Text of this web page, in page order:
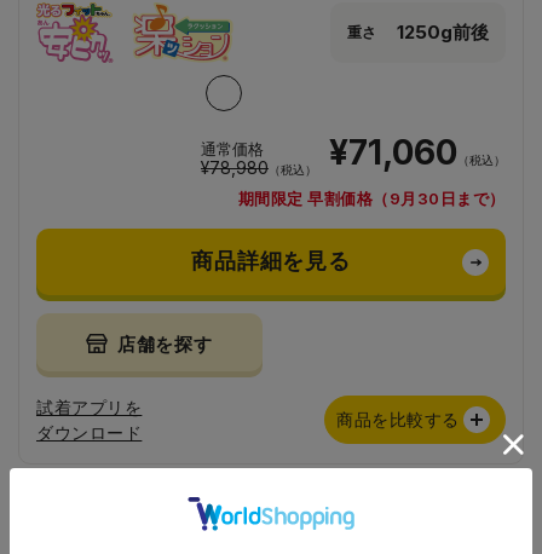
重さ 1250g前後
通常価格
¥78,980 （税込） ¥71,060 （税込）
期間限定 早割価格（9月30日まで）
商品詳細を見る
店舗を探す
試着アプリを
ダウンロード
商品を比較する